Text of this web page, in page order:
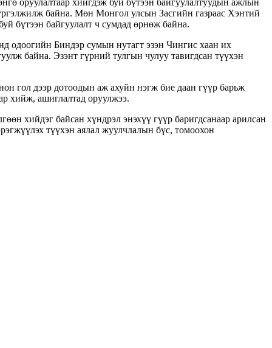
байна. Мөн Монгол улсын Засгийн газраас Хэнтий
бүтээн байгуулалт ч сумдад өрнөж байна.
одоогийн Биндэр сумын нутагт эзэн Чингис хаан их
байна. Эзэнт гүрний тулгын чулуу тавигдсан түүхэн
гол дээр дотоодын аж ахуйн нэгж бие даан гүүр барьж
хийж, ашиглалтад оруулжээ.
хийдэг байсан хүндрэл энэхүү гүүр баригдсанаар арилсан
түүхэн аялал жуулчлалын бүс, томоохон